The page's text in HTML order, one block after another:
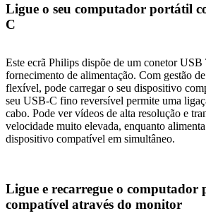
Ligue o seu computador portátil
C
Este ecrã Philips dispõe de um conetor
fornecimento de alimentação. Com gestão
flexível, pode carregar o seu dispositivo
seu USB-C fino reversível permite uma
cabo. Pode ver vídeos de alta resolução e
velocidade muito elevada, enquanto
dispositivo compatível em simultâneo.
Ligue e recarregue o computador
compatível através do monitor